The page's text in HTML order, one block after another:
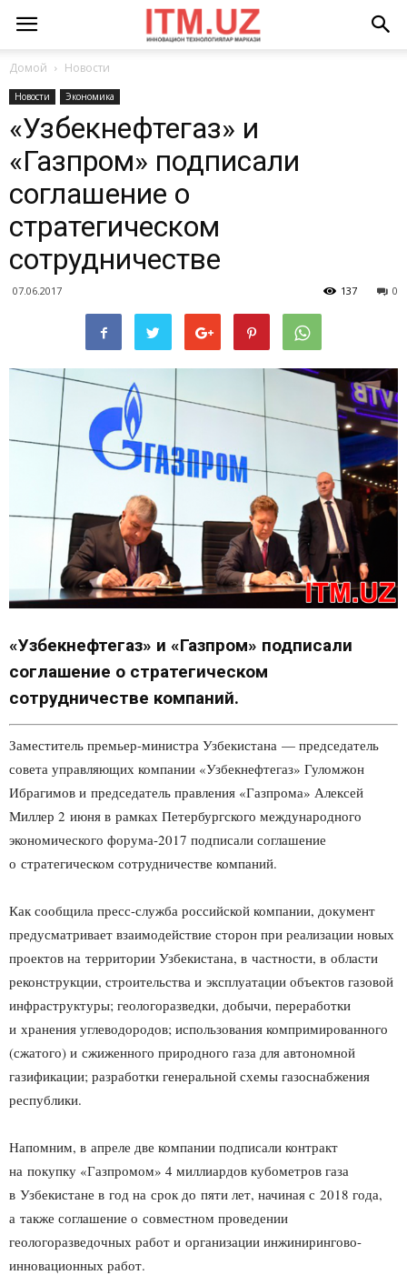
Домой Новости
Новости Экономика
«Узбекнефтегаз» и
«Газпром» подписали
соглашение о
стратегическом
сотрудничестве
07.06.2017 0
137
«Узбекнефтегаз» и «Газпром» подписали
соглашение о стратегическом
сотрудничестве компаний.
Заместитель премьер-министра Узбекистана — председатель
совета управляющих компании «Узбекнефтегаз» Гуломжон
Ибрагимов и председатель правления «Газпрома» Алексей
Миллер 2 июня в рамках Петербургского международного
экономического форума-2017 подписали соглашение
о стратегическом сотрудничестве компаний.
Как сообщила пресс-служба российской компании, документ
предусматривает взаимодействие сторон при реализации новых
проектов на территории Узбекистана, в частности, в области
реконструкции, строительства и эксплуатации объектов газовой
инфраструктуры; геологоразведки, добычи, переработки
и хранения углеводородов; использования компримированного
(сжатого) и сжиженного природного газа для автономной
газификации; разработки генеральной схемы газоснабжения
республики.
Напомним, в апреле две компании подписали контракт
на покупку «Газпромом» 4 миллиардов кубометров газа
в Узбекистане в год на срок до пяти лет, начиная с 2018 года,
а также соглашение о совместном проведении
геологоразведочных работ и организации инжинирингово-
инновационных работ.